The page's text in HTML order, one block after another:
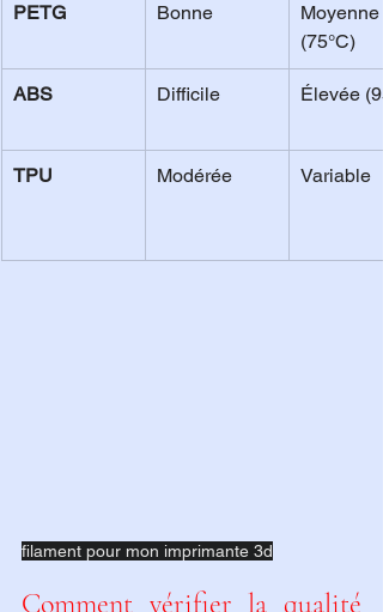
PETG Bonne
Moyenne
(75°C)
ABS Difficile Élevée
TPU Modérée Variable
filament pour mon imprimante 3d
Comment vérifier la qualité